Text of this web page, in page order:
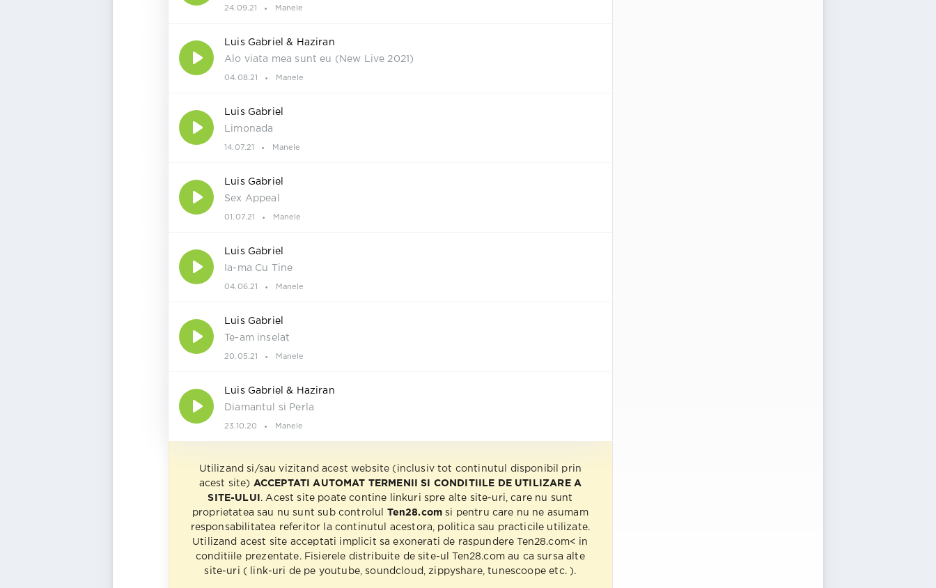
24.09.21 Manele
Luis Gabriel & Haziran
Alo viata mea sunt eu (New Live 2021)
04.08.21 Manele
Luis Gabriel
Limonada
14.07.21 Manele
Luis Gabriel
Sex Appeal
01.07.21 Manele
Luis Gabriel
Ia-ma Cu Tine
04.06.21 Manele
Luis Gabriel
Te-am inselat
20.05.21 Manele
Luis Gabriel & Haziran
Diamantul si Perla
23.10.20 Manele
Utilizand si/sau vizitand acest website (inclusiv tot continutul disponibil prin
acest site) ACCEPTATI AUTOMAT TERMENII SI CONDITIILE DE UTILIZARE A
SITE-ULUI . Acest site poate contine linkuri spre alte site-uri, care nu sunt
proprietatea sau nu sunt sub controlul
Ten28.com si pentru care nu ne asumam
responsabilitatea referitor la continutul acestora, politica sau practicile utilizate.
Utilizand acest site acceptati implicit sa exonerati de raspundere Ten28.com< in
conditiile prezentate. Fisierele distribuite de site-ul Ten28.com au ca sursa alte
site-uri ( link-uri de pe youtube, soundcloud, zippyshare, tunescoope etc. ).